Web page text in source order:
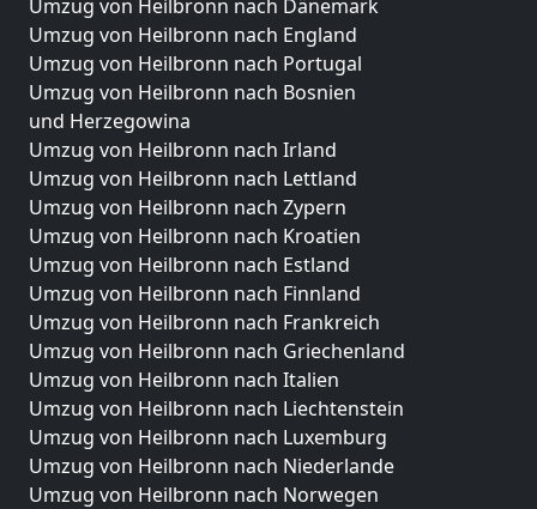
Umzug von Heilbronn nach Dänemark
Umzug von Heilbronn nach England
Umzug von Heilbronn nach Portugal
Umzug von Heilbronn nach Bosnien
und Herzegowina
Umzug von Heilbronn nach Irland
Umzug von Heilbronn nach Lettland
Umzug von Heilbronn nach Zypern
Umzug von Heilbronn nach Kroatien
Umzug von Heilbronn nach Estland
Umzug von Heilbronn nach Finnland
Umzug von Heilbronn nach Frankreich
Umzug von Heilbronn nach Griechenland
Umzug von Heilbronn nach Italien
Umzug von Heilbronn nach Liechtenstein
Umzug von Heilbronn nach Luxemburg
Umzug von Heilbronn nach Niederlande
Umzug von Heilbronn nach Norwegen